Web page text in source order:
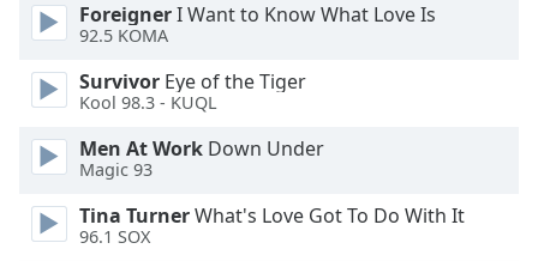
cancel
and
close
Text
Color
ForeignerI Want to Know What Love Is
92.5 KOMA
Survivor Eye of the Tiger
Kool 98.3 - KUQL
Men At Work Down Under
Magic 93
Tina TurnerWhat's Love Got To Do With It
96.1 SOX